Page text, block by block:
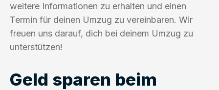
weitere Informationen zu erhalten und einen
Termin für deinen Umzug zu vereinbaren. Wir
freuen uns darauf, dich bei deinem Umzug zu
unterstützen!
Geld sparen beim